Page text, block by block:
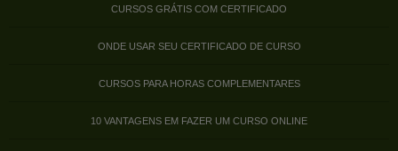
CURSOS GRÁTIS COM CERTIFICADO
ONDE USAR SEU CERTIFICADO DE CURSO
CURSOS PARA HORAS COMPLEMENTARES
10 VANTAGENS EM FAZER UM CURSO ONLINE